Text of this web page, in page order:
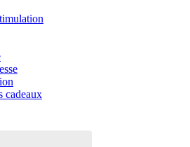
cadeaux